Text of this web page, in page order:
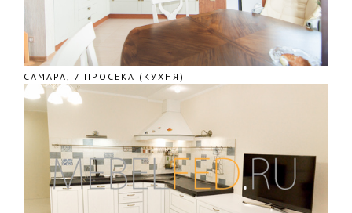
САМАРА, 7 ПРОСЕКА (КУХНЯ)